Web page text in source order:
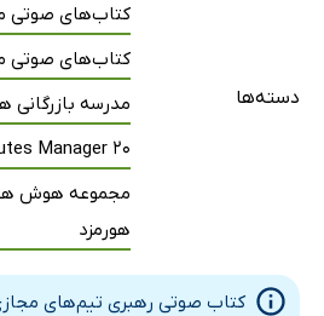
دسته‌ها
کتاب‌های صوتی
کتاب‌های صوتی
مدرسه بازرگانی
20 Minutes Manager
مجموعه هوش
هورمزد
کتاب صوتی رهبری تیم‌های